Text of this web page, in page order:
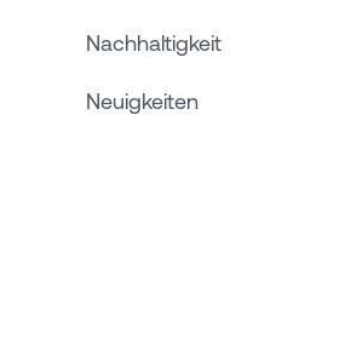
Nachhaltigkeit
Neuigkeiten